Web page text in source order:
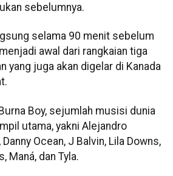
sebelumnya.
selama 90 menit sebelum
awal dari rangkaian tiga
yang juga akan digelar di Kanada
Boy, sejumlah musisi dunia
utama, yakni Alejandro
Ocean, J Balvin, Lila Downs,
Maná, dan Tyla.